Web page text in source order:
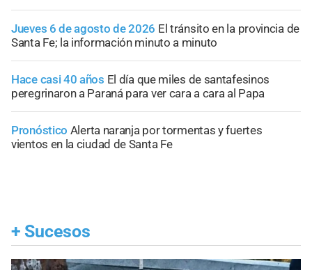
Jueves 6 de agosto de 2026 El tránsito en la provincia de
Santa Fe; la información minuto a minuto
Hace casi 40 años El día que miles de santafesinos
peregrinaron a Paraná para ver cara a cara al Papa
Pronóstico Alerta naranja por tormentas y fuertes
vientos en la ciudad de Santa Fe
+ Sucesos